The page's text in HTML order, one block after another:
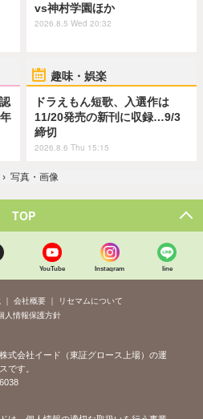
vs神村学園ほか
2026.8.5 Wed 20:32
趣味・娯楽
ドラえもん短歌、入選作は
11/20発売の新刊に収録…9/3
締切
2026.8.6 Thu 15:15
› 写真・画像
TOP
YouTube Instagram line
会社概要
リセマムについて
人情報保護方針
式会社イード（東証グロース上場）の運
です。